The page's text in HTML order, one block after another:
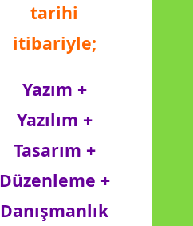
tarihi
itibariyle;
Yazım +
Yazılım +
Tasarım +
Düzenleme +
Danışmanlık